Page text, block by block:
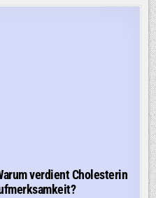
verdient Cholesterin